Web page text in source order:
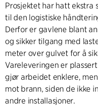
Prosjektet har hatt ekstra
til den logistiske
Derfor er gavlene blant
og sikker tilgang med
meter over gulvet for å
Vareleveringen er
gjør arbeidet enklere,
mot brann, siden de ikke
andre installasjoner.